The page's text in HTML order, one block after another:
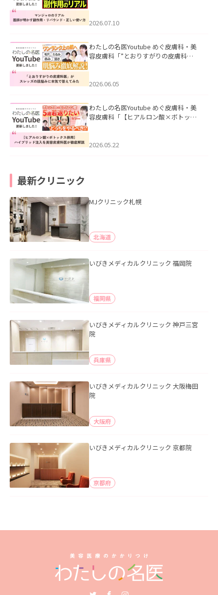
た。
2026.07.10
わたしの名医Youtube めぐ皮膚科・美
容皮膚科「”とおりすがりの皮膚科
2026.06.05
わたしの名医Youtube めぐ皮膚科・美
容皮膚科「【ヒアルロン酸×ボトック
た。
2026.05.22
最新クリニック
MJクリニック札幌
北海道
いびきメディカルクリニック 福岡院
福岡県
いびきメディカルクリニック 神戸三宮
院
兵庫県
いびきメディカルクリニック 大阪梅田
院
大阪府
いびきメディカルクリニック 京都院
京都府